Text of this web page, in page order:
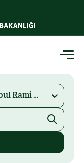
İstanbul Rami Kütüphanesi